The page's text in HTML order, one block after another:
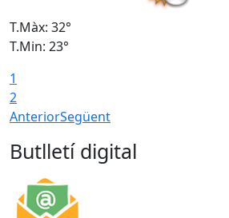
T.Màx: 32°
T.Min: 23°
1
2
AnteriorSegüent
Butlletí digital